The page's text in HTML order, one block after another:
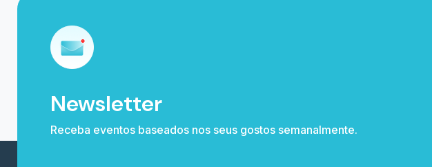
Newsletter
Receba eventos baseados nos seus gostos semanalmente.